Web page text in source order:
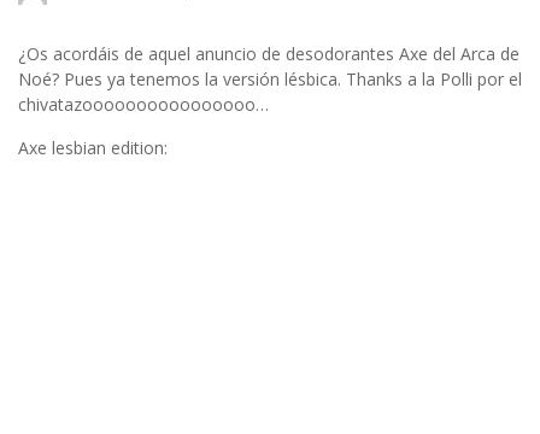
¿Os acordáis de aquel anuncio de desodorantes Axe del Arca de
Noé? Pues ya tenemos la versión lésbica. Thanks a la Polli por el
chivatazoooooooooooooooo…
Axe lesbian edition: